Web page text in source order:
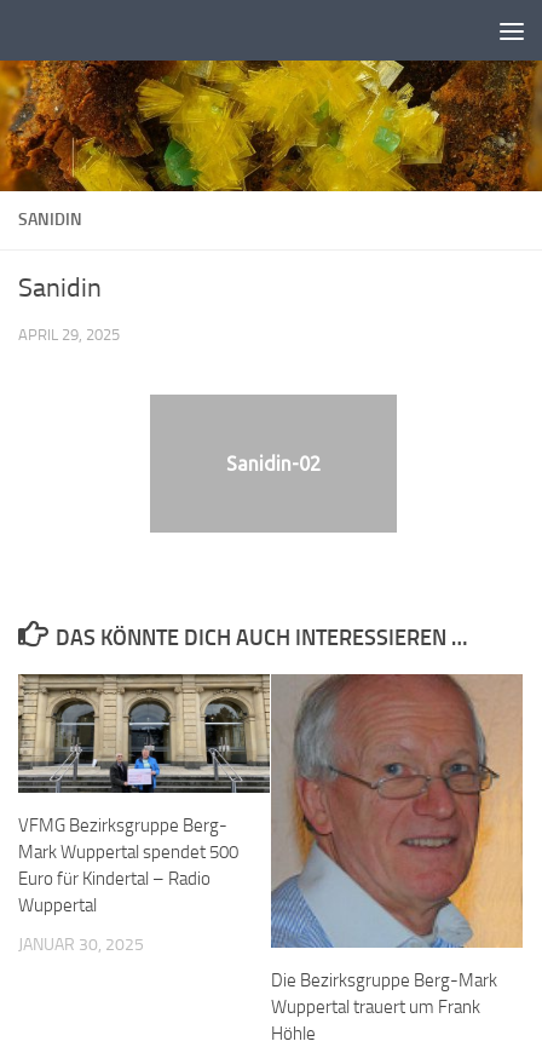
SANIDIN
Sanidin
APRIL 29, 2025
Sanidin-02
DAS KÖNNTE DICH AUCH INTERESSIEREN …
VFMG Bezirksgruppe Berg-
Mark Wuppertal spendet 500
Euro für Kindertal – Radio
Wuppertal
JANUAR 30, 2025
Die Bezirksgruppe Berg-Mark
Wuppertal trauert um Frank
Höhle